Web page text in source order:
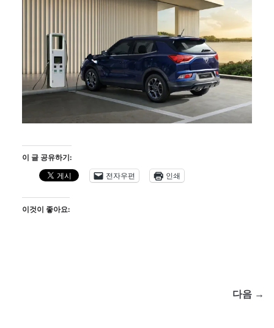
이 글 공유하기:
전자우편
인쇄
이것이 좋아요:
다음 →